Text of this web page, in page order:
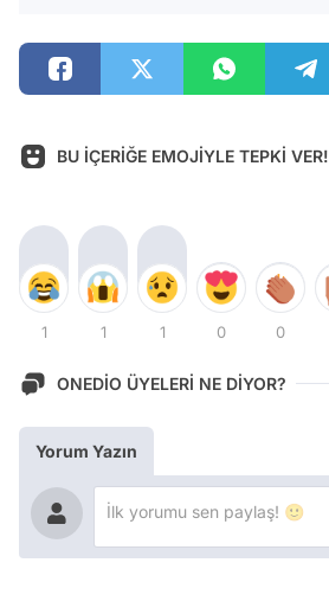
BU İÇERİĞE EMOJİYLE TEPKİ VER!
1 1 1 0 0
ONEDİO ÜYELERİ NE DİYOR?
Yorum Yazın